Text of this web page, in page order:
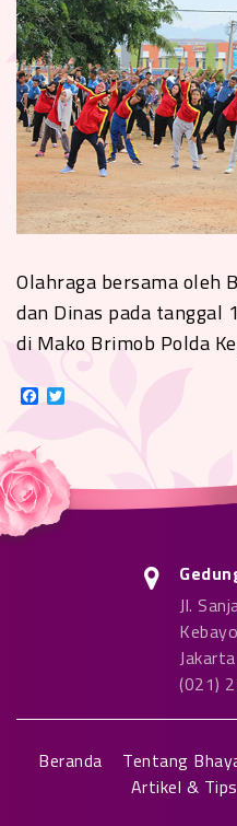
Olahraga bersama oleh
dan Dinas pada tanggal
di Mako Brimob Polda
Facebook
Jl.
(021)
Beranda Tentang
Artikel & Tips